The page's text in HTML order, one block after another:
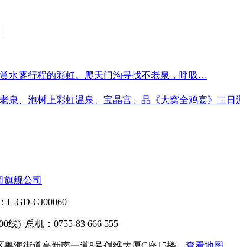
水雾行程的彩虹。爬天门沟寻找不老泉，呼吸…
泉、泡树上彩虹温泉、宝晶宫、品《大窝全鸡宴》二日
旗舰公司
L-GD-CJ00060
线) 总机：0755-83 666 555